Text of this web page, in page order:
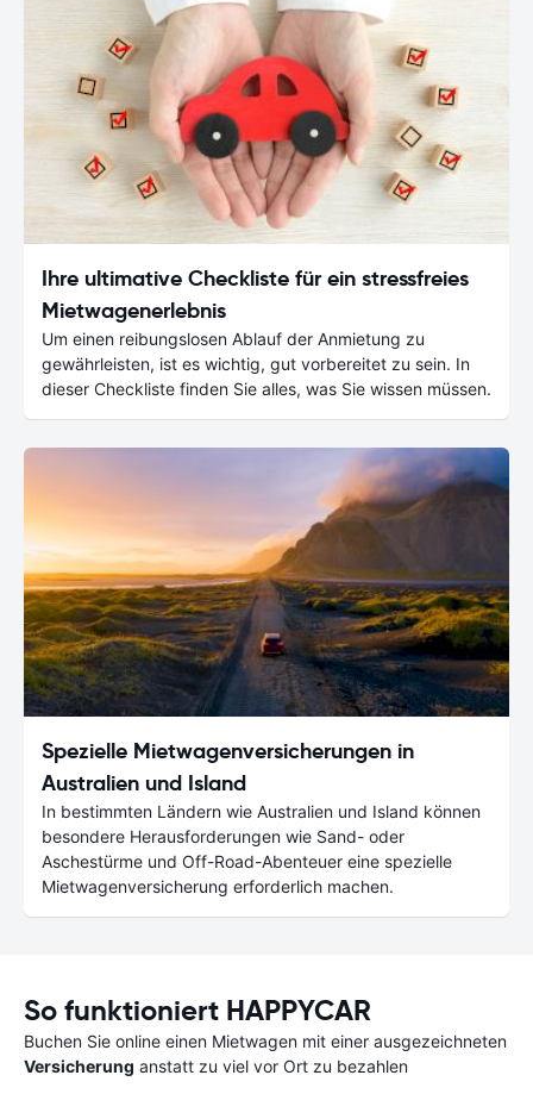
Ihre ultimative Checkliste für ein stressfreies
Mietwagenerlebnis
Um einen reibungslosen Ablauf der Anmietung zu
gewährleisten, ist es wichtig, gut vorbereitet zu sein. In
dieser Checkliste finden Sie alles, was Sie wissen müssen.
Spezielle Mietwagenversicherungen in
Australien und Island
In bestimmten Ländern wie Australien und Island können
besondere Herausforderungen wie Sand- oder
Aschestürme und Off-Road-Abenteuer eine spezielle
Mietwagenversicherung erforderlich machen.
So funktioniert HAPPYCAR
Buchen Sie online einen Mietwagen mit einer ausgezeichneten
Versicherung anstatt zu viel vor Ort zu bezahlen